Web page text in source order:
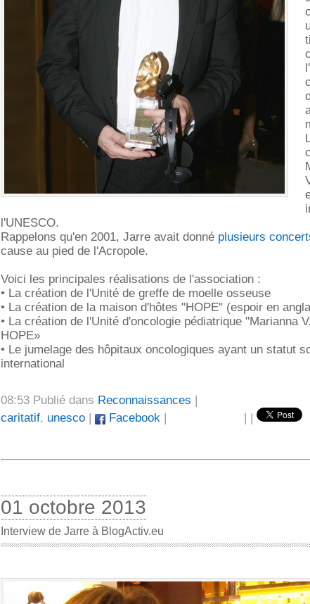
l'UNESCO.
Rappelons qu'en 2001, Jarre avait donné plusieurs
cause au pied de l'Acropole.
Voici les principales réalisations de l'association :
• La création de l'Unité de greffe de moelle osseuse
• La création de la maison d'hôtes "HOPE" (espoir en
• La création de l'Unité d'oncologie pédiatrique "Marianna
HOPE»
• Le jumelage des hôpitaux oncologiques ayant un statut
international
08:53 Publié dans Reconnaissances |
caritatif, unesco | Facebook | | |
01 octobre 2013
Interview de Jarre à BlogActiv.eu